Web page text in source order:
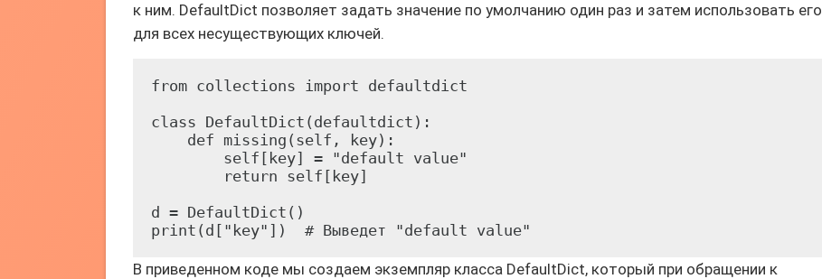
к ним. DefaultDict позволяет задать значение по умолчанию один раз и затем использовать его
для всех несуществующих ключей.
from collections import defaultdict
class DefaultDict(defaultdict):
    def missing(self, key):
        self[key] = "default value"
        return self[key]
d = DefaultDict()
print(d["key"])  # Выведет "default value"
В приведенном коде мы создаем экземпляр класса DefaultDict, который при обращении к